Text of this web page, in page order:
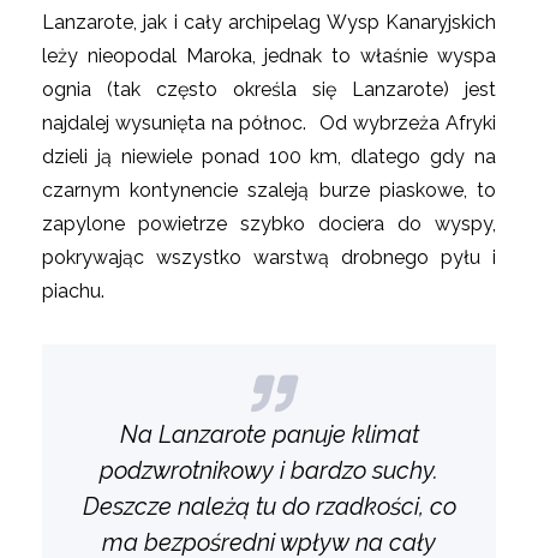
Lanzarote, jak i cały archipelag Wysp Kanaryjskich
leży nieopodal Maroka, jednak to właśnie wyspa
ognia (tak często określa się Lanzarote) jest
najdalej wysunięta na północ. Od wybrzeża Afryki
dzieli ją niewiele ponad 100 km, dlatego gdy na
czarnym kontynencie szaleją burze piaskowe, to
zapylone powietrze szybko dociera do wyspy,
pokrywając wszystko warstwą drobnego pyłu i
piachu.
Na Lanzarote panuje klimat
podzwrotnikowy i bardzo suchy.
Deszcze należą tu do rzadkości, co
ma bezpośredni wpływ na cały